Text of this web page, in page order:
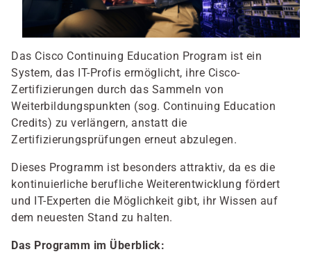
Das Cisco Continuing Education Program ist ein
System, das IT-Profis ermöglicht, ihre Cisco-
Zertifizierungen durch das Sammeln von
Weiterbildungspunkten (sog. Continuing Education
Credits) zu verlängern, anstatt die
Zertifizierungsprüfungen erneut abzulegen.
Dieses Programm ist besonders attraktiv, da es die
kontinuierliche berufliche Weiterentwicklung fördert
und IT-Experten die Möglichkeit gibt, ihr Wissen auf
dem neuesten Stand zu halten.
Das Programm im Überblick: